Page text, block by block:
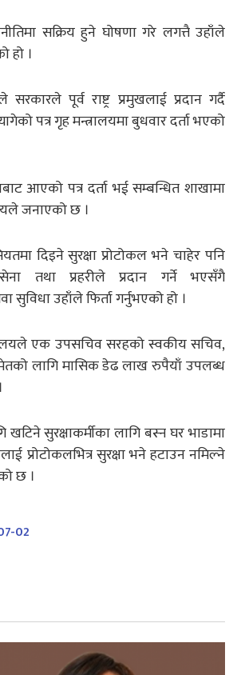
सक्रिय हुने घोषणा गरे लगत्तै उहाँले
हो ।
सरकारले पूर्व राष्ट्र प्रमुखलाई प्रदान गर्दै
पत्र गृह मन्त्रालयमा बुधवार दर्ता भएको
आएको पत्र दर्ता भई सम्बन्धित शाखामा
जनाएको छ ।
दिइने सुरक्षा प्रोटोकल भने चाहेर पनि
तथा प्रहरीले प्रदान गर्ने भएसँगै
सुविधा उहाँले फिर्ता गर्नुभएको हो ।
एक उपसचिव सरहको स्वकीय सचिव,
लागि मासिक डेढ लाख रुपैयाँ उपलब्ध
खटिने सुरक्षाकर्मीका लागि बस्न घर भाडामा
प्रोटोकलभित्र सुरक्षा भने हटाउन नमिल्ने
छ ।
02